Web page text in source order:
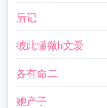
后记
彼此懂微h文爱
各有命二
她产子